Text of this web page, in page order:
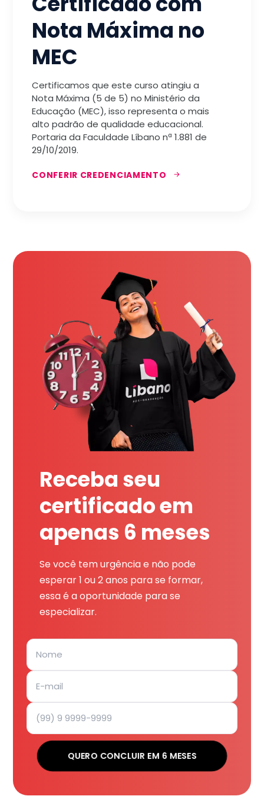
Nota Máxima no
MEC
Certificamos que este curso atingiu a
Nota Máxima (5 de 5) no Ministério da
Educação (MEC), isso representa o mais
alto padrão de qualidade educacional.
Portaria da Faculdade Líbano nª 1.881 de
29/10/2019.
CONFERIR CREDENCIAMENTO
Receba seu
certificado em
apenas 6 meses
Se você tem urgência e não pode
esperar 1 ou 2 anos para se formar,
essa é a oportunidade para se
especializar.
QUERO CONCLUIR EM 6 MESES